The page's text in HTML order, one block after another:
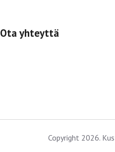
Ota yhteyttä
Copyright 2026.